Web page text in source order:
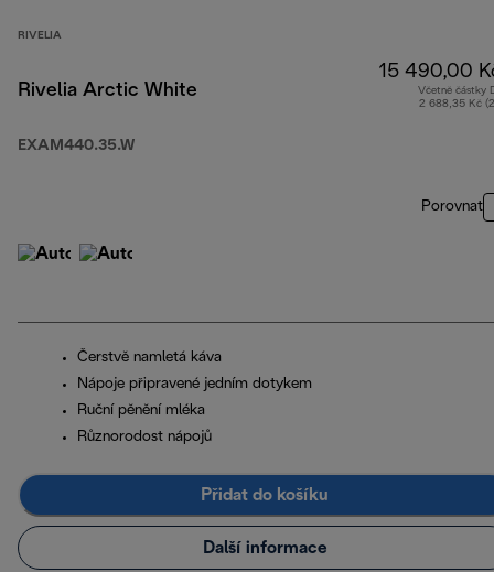
RIVELIA
Rivelia Arctic White
EXAM440.35.W
15 490,00
Včetně částky
2 688,35 Kč
Porovnat
Čerstvě namletá káva
Nápoje připravené jedním dotykem
Ruční pěnění mléka
Různorodost nápojů
Přidat do košíku
Další informace